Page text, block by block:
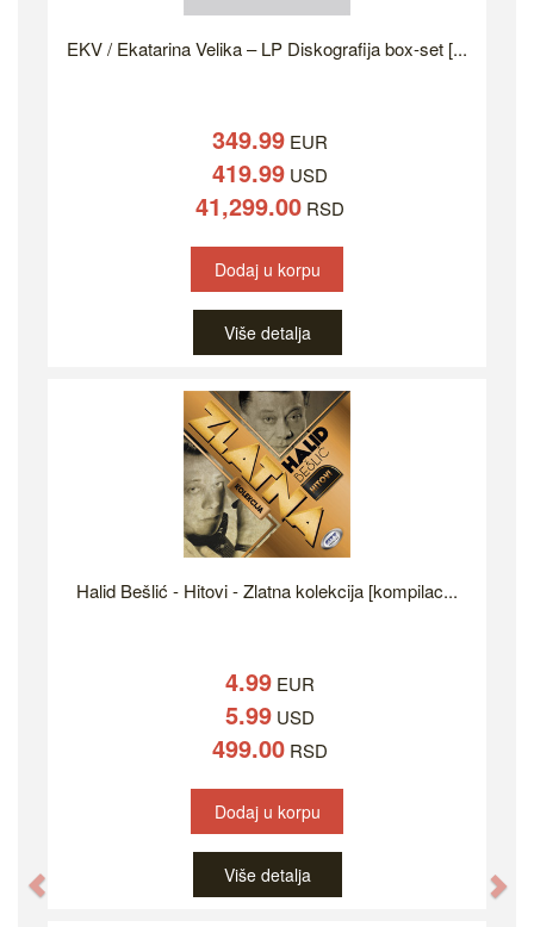
EKV / Ekatarina Velika – LP Diskografija box-set [...
349.99 EUR
419.99 USD
41,299.00 RSD
Dodaj u korpu
Više detalja
Halid Bešlić - Hitovi - Zlatna kolekcija [kompilac...
4.99 EUR
5.99 USD
499.00 RSD
Dodaj u korpu
Više detalja